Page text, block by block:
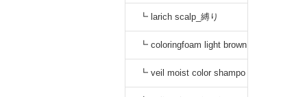
り
┗ larich scalp_縛り
┗ coloringfoam light brown
_縛り
┗ veil moist color shampo